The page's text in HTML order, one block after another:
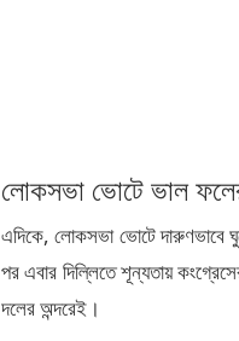
লোকসভা ভোটে ভাল
এদিকে, লোকসভা ভোটে দারুণভাবে
পর এবার দিল্লিতে শূন্যতায়
দলের অন্দরেই।